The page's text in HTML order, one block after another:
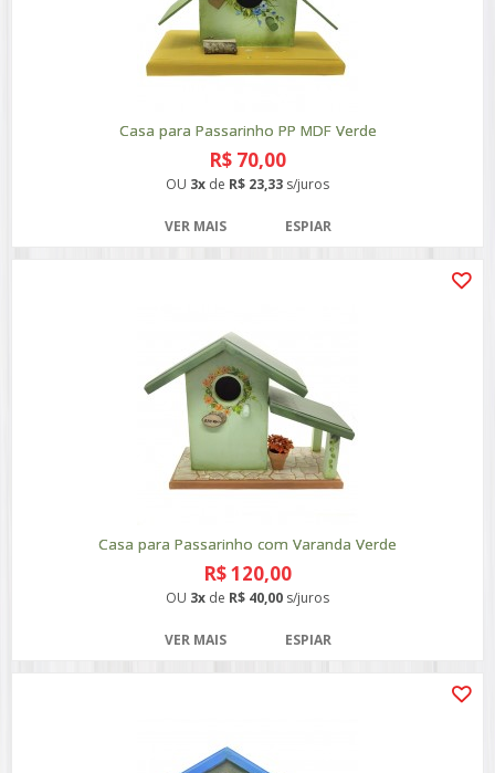
Casa para Passarinho PP MDF Verde
R$ 70,00
OU 3x de R$ 23,33 s/juros
VER MAIS ESPIAR
Casa para Passarinho com Varanda Verde
R$ 120,00
OU 3x de R$ 40,00 s/juros
VER MAIS ESPIAR